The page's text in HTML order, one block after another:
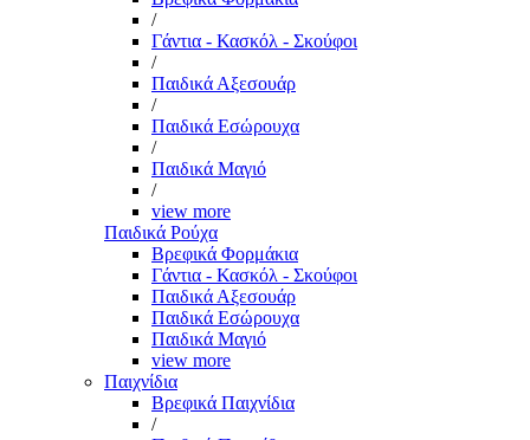
/
Γάντια - Κασκόλ - Σκούφοι
/
Παιδικά Αξεσουάρ
/
Παιδικά Εσώρουχα
/
Παιδικά Μαγιό
/
view more
Παιδικά Ρούχα
Βρεφικά Φορμάκια
Γάντια - Κασκόλ - Σκούφοι
Παιδικά Αξεσουάρ
Παιδικά Εσώρουχα
Παιδικά Μαγιό
view more
Παιχνίδια
Βρεφικά Παιχνίδια
/